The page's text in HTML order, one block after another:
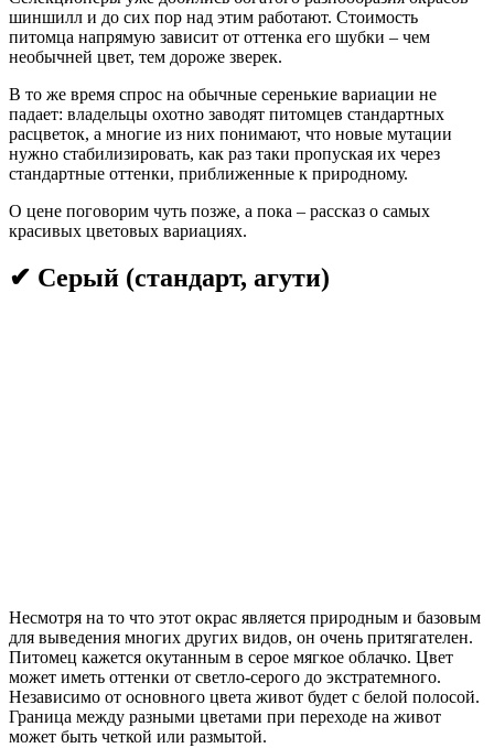
шиншилл и до сих пор над этим работают. Стоимость
питомца напрямую зависит от оттенка его шубки – чем
необычней цвет, тем дороже зверек.
В то же время спрос на обычные серенькие вариации не
падает: владельцы охотно заводят питомцев стандартных
расцветок, а многие из них понимают, что новые мутации
нужно стабилизировать, как раз таки пропуская их через
стандартные оттенки, приближенные к природному.
О цене поговорим чуть позже, а пока – рассказ о самых
красивых цветовых вариациях.
✔ Серый (стандарт, агути)
Несмотря на то что этот окрас является природным и базовым
для выведения многих других видов, он очень притягателен.
Питомец кажется окутанным в серое мягкое облачко. Цвет
может иметь оттенки от светло-серого до экстратемного.
Независимо от основного цвета живот будет с белой полосой.
Граница между разными цветами при переходе на живот
может быть четкой или размытой.